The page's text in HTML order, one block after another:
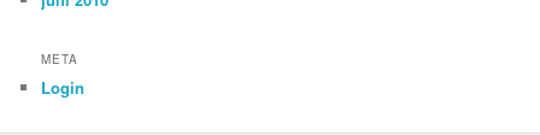
META
Login